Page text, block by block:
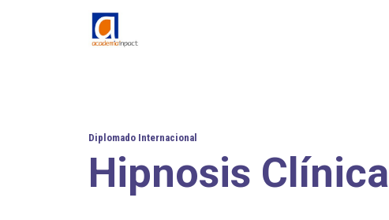
Diplomado Internacional
Hipnosis Clínica